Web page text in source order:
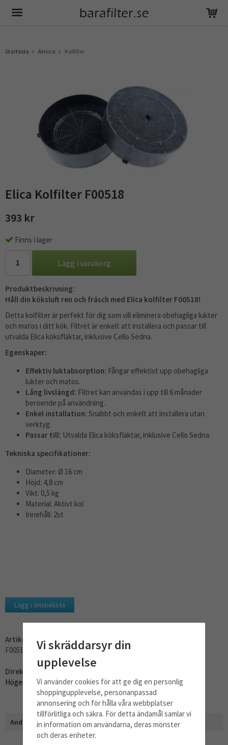
Startsida Amica Kolfilter
Elica Kolfilter F00518
393 kr
Finns i lager
Lägg i varukorg
Produktbeskrivning:
Håll din köksluft ren och fräsch med Elica kolfilter F00518!
Detta kolfilter är perfekt för dig som vill eliminera obehagliga lukter
och matos i ditt kök. Filtret är enkelt att installera och passar till
utvalda Elica köksfläktar, inklusive Cello Sedna.
Egenskaper:
Effektiv luktabsorption: Fångar effektivt upp obehagliga
lukter och matos.
Lång livslängd: Filtret kan användas i upp till 6 månader
beroende på användning.
Enkel installation: Snabbt och enkelt att installera utan
verktyg.
Passar till: Utvalda Elica köksfläktar, inklusive Cello Sedna.
Tekniska specifikationer:
Diameter: Ø 16 cm
Höjd: 4,8 cm
Vikt: 0,5 kg
Material: Aktivt kol
Innehåll: 2st
Lägg i önskelista
Artikelnummer:
F00518
Direktlänk:
Högerklicka och kopiera adressen
Andra har även köpt
Vi skräddarsyr din
upplevelse
Vi använder cookies för att ge dig en personlig
shoppingupplevelse, personanpassad
annonsering och för hålla våra webbplatser
tillförlitliga och säkra. För detta ändamål samlar vi
in information om användarna, deras mönster
och deras enheter.